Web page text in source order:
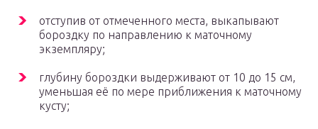
отступив от отмеченного места, выкапывают
бороздку по направлению к маточному
экземпляру;
глубину бороздки выдерживают от 10 до 15 см,
уменьшая её по мере приближения к маточному
кусту;